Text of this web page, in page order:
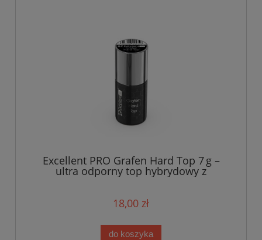
Excellent PRO Grafen Hard Top 7 g –
ultra odporny top hybrydowy z
grafenem
18,00 zł
do koszyka